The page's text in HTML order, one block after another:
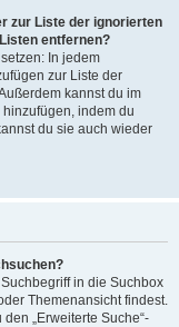
zur Liste der ignorierten
entfernen?
In jedem
zur Liste der
kannst du im
indem du
du sie auch wieder
in die Suchbox
Themenansicht findest.
„Erweiterte Suche“-